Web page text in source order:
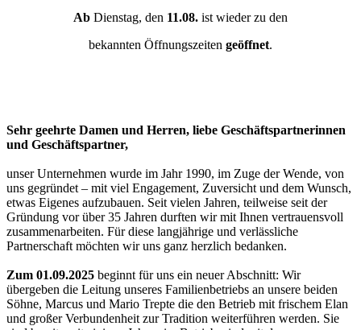
Ab Dienstag, den 11.08. ist wieder zu den
bekannten Öffnungszeiten geöffnet.
Sehr geehrte Damen und Herren, liebe Geschäftspartnerinnen
und Geschäftspartner,
unser Unternehmen wurde im Jahr 1990, im Zuge der Wende, von
uns gegründet – mit viel Engagement, Zuversicht und dem Wunsch,
etwas Eigenes aufzubauen. Seit vielen Jahren, teilweise seit der
Gründung vor über 35 Jahren durften wir mit Ihnen vertrauensvoll
zusammenarbeiten. Für diese langjährige und verlässliche
Partnerschaft möchten wir uns ganz herzlich bedanken.
Zum 01.09.2025 beginnt für uns ein neuer Abschnitt: Wir
übergeben die Leitung unseres Familienbetriebs an unsere beiden
Söhne, Marcus und Mario Trepte die den Betrieb mit frischem Elan
und großer Verbundenheit zur Tradition weiterführen werden. Sie